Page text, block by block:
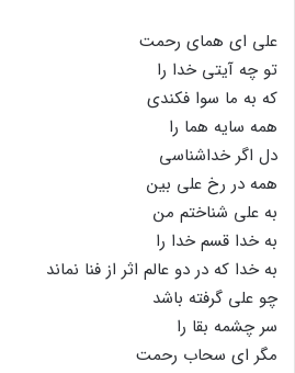
على اى هماى رحمت
تو چه آیتى خدا را
که به ما سوا فکندى
همه سایه هما را
دل اگر خداشناسى
همه در رخ على بین
به على شناختم من
به خدا قسم خدا را
به خدا که در دو عالم اثر از فنا نماند
چو على گرفته باشد
سر چشمه بقا را
مگر اى سحاب رحمت